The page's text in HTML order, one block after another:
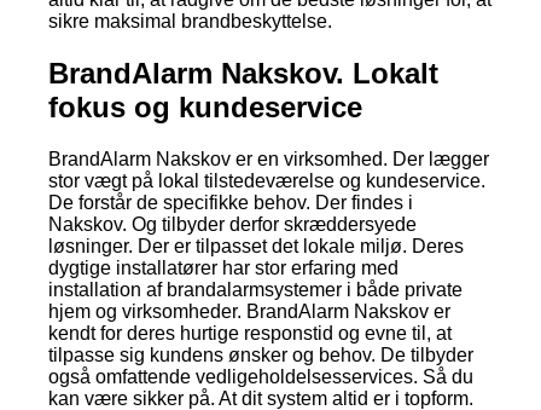
sikre maksimal brandbeskyttelse.
BrandAlarm Nakskov. Lokalt
fokus og kundeservice
BrandAlarm Nakskov er en virksomhed. Der lægger
stor vægt på lokal tilstedeværelse og kundeservice.
De forstår de specifikke behov. Der findes i
Nakskov. Og tilbyder derfor skræddersyede
løsninger. Der er tilpasset det lokale miljø. Deres
dygtige installatører har stor erfaring med
installation af brandalarmsystemer i både private
hjem og virksomheder. BrandAlarm Nakskov er
kendt for deres hurtige responstid og evne til, at
tilpasse sig kundens ønsker og behov. De tilbyder
også omfattende vedligeholdelsesservices. Så du
kan være sikker på. At dit system altid er i topform.